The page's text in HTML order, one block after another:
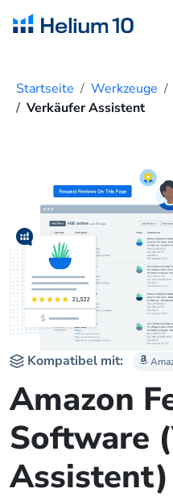
Startseite Werkzeuge
Verkäufer Assistent
Kompatibel mit:
Amazon
Software
Assistent)